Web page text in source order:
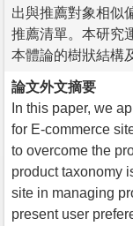
出與推薦對象相似
推薦清單。本研究
本體論的樹狀結構
論文外文摘要
In this paper, we
for E-commerce
to overcome the
product taxonomy
site in managing
present user